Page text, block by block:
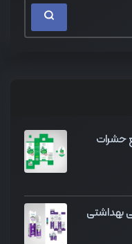
حشرات
بهداشتی